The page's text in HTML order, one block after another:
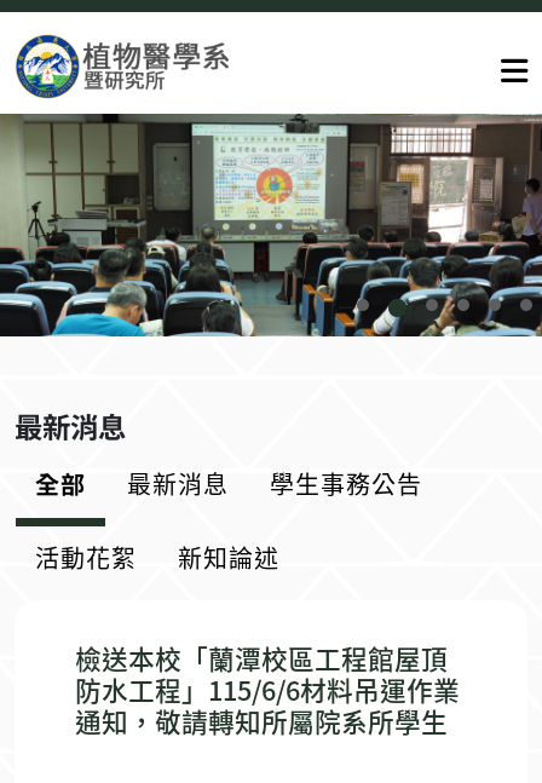
最新消息
全部 最新消息 學生事務公告
活動花絮 新知論述
檢送本校「蘭潭校區工程館屋頂
防水工程」115/6/6材料吊運作業
通知，敬請轉知所屬院系所學生